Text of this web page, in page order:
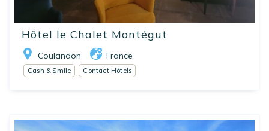
Hôtel le Chalet Montégut
Coulandon France
Cash & Smile Contact Hôtels